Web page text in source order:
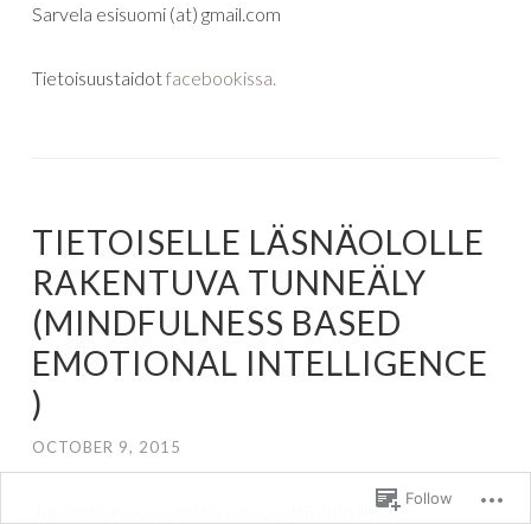
Sarvela esisuomi (at) gmail.com
Tietoisuustaidotfacebookissa.
TIETOISELLE LÄSNÄOLOLLE
RAKENTUVA TUNNEÄLY
(MINDFULNESS BASED
EMOTIONAL INTELLIGENCE
)
OCTOBER 9, 2015
ilman
Follow